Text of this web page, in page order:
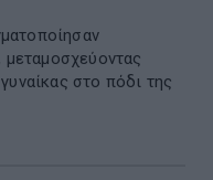
μεταμοσχεύοντας
στο πόδι της